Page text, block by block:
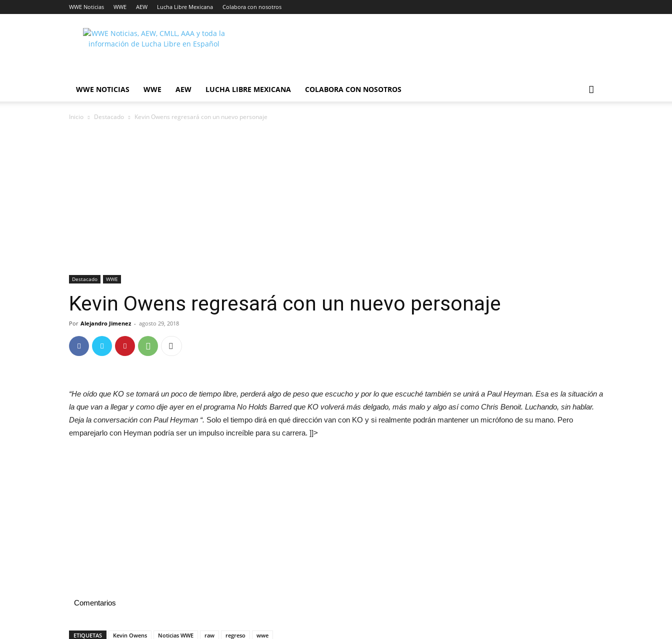
WWE Noticias WWE AEW Lucha Libre Mexicana Colabora con nosotros
Lucha
Noticias
WWE NOTICIAS WWE AEW LUCHA LIBRE MEXICANA COLABORA CON NOSOTROS
Inicio Destacado Kevin Owens regresará con un nuevo personaje
Destacado WWE
Kevin Owens regresará con un nuevo personaje
Por Alejandro Jimenez - agosto 29, 2018
“He oído que KO se tomará un poco de tiempo libre, perderá algo de peso que escucho y por lo que escuché también se unirá a Paul Heyman. Esa es la situación a
la que van a llegar y como dije ayer en el programa No Holds Barred que KO volverá más delgado, más malo y algo así como Chris Benoit. Luchando, sin hablar.
Deja la conversación con Paul Heyman “. Solo el tiempo dirá en qué dirección van con KO y si realmente podrán mantener un micrófono de su mano. Pero
emparejarlo con Heyman podría ser un impulso increíble para su carrera. ]]>
Comentarios
ETIQUETAS Kevin Owens Noticias WWE raw regreso wwe